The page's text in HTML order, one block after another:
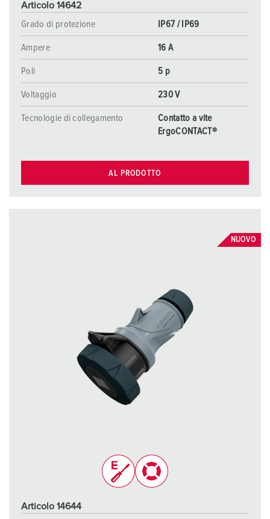
Articolo 14642
Grado di protezione
IP67 / IP69
Ampere 16 A
Poli 5 p
Voltaggio 230 V
Tecnologie di collegamento
Contatto a vite
ErgoCONTACT®
AL PRODOTTO
NUOVO
Articolo 14644